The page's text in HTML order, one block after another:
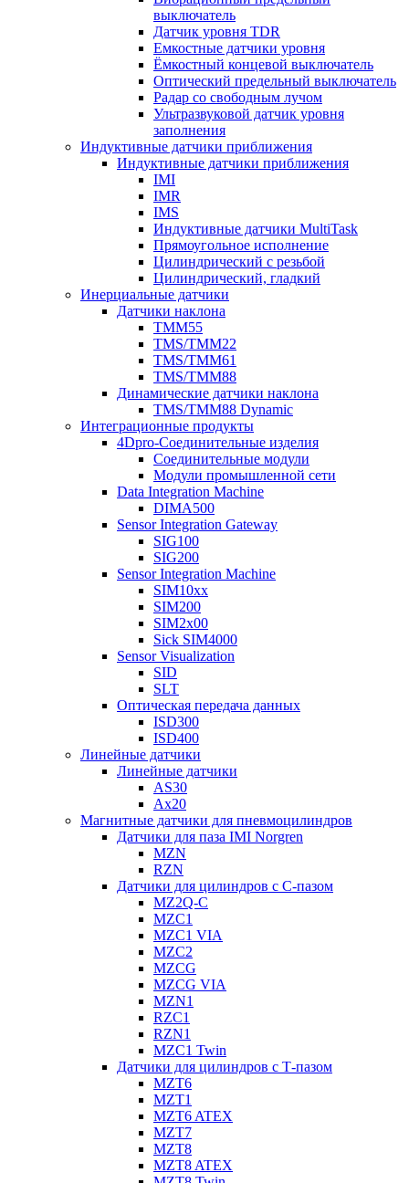
выключатель
Датчик уровня TDR
Емкостные датчики уровня
Ёмкостный концевой выключатель
Оптический предельный выключатель
Радар со свободным лучом
Ультразвуковой датчик уровня
заполнения
Индуктивные датчики приближения
Индуктивные датчики приближения
IMI
IMR
IMS
Индуктивные датчики MultiTask
Прямоугольное исполнение
Цилиндрический с резьбой
Цилиндрический, гладкий
Инерциальные датчики
Датчики наклона
TMM55
TMS/TMM22
TMS/TMM61
TMS/TMM88
Динамические датчики наклона
TMS/TMM88 Dynamic
Интеграционные продукты
4Dpro-Соединительные изделия
Соединительные модули
Модули промышленной сети
Data Integration Machine
DIMA500
Sensor Integration Gateway
SIG100
SIG200
Sensor Integration Machine
SIM10xx
SIM200
SIM2x00
Sick SIM4000
Sensor Visualization
SID
SLT
Оптическая передача данных
ISD300
ISD400
Линейные датчики
Линейные датчики
AS30
Ax20
Магнитные датчики для пневмоцилиндров
Датчики для паза IMI Norgren
MZN
RZN
Датчики для цилиндров с С-пазом
MZ2Q-C
MZC1
MZC1 VIA
MZC2
MZCG
MZCG VIA
MZN1
RZC1
RZN1
MZC1 Twin
Датчики для цилиндров с Т-пазом
MZT6
MZT1
MZT6 ATEX
MZT7
MZT8
MZT8 ATEX